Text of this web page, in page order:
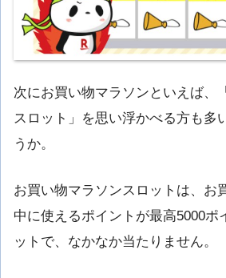
次にお買い物マラソンといえば、
スロット」を思い浮かべる方も多
うか。
お買い物マラソンスロットは、お
中に使えるポイントが最高5000ポ
ットで、なかなか当たりません。